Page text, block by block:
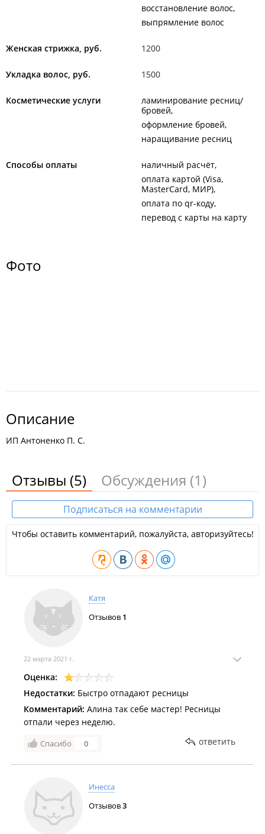
восстановление волос
выпрямление волос
Женская стрижка, руб. 1200
Укладка волос, руб. 1500
Косметические услуги
ламинирование ресниц/
бровей
оформление бровей
наращивание ресниц
Способы оплаты
наличный расчёт
оплата картой (Visa,
MasterCard, МИР)
оплата по qr-коду
перевод с карты на карту
Фото
Описание
ИП Антоненко П. С.
Отзывы (5) Обсуждения (1)
Подписаться на комментарии
Чтобы оставить комментарий, пожалуйста, авторизуйтесь!
Катя
Отзывов 1
22 марта 2021 г.
Оценка:
Недостатки: Быстро отпадают ресницы
Комментарий: Алина так себе мастер! Ресницы
отпали через неделю.
Спасибо 0 ответить
Инесса
Отзывов3